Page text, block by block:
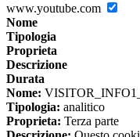
www.youtube.com
Nome
Tipologia
Proprieta
Descrizione
Durata
Nome:
Tipologia: analitico
Proprieta: Terza parte